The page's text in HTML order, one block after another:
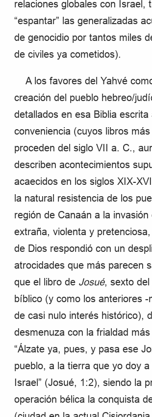
relaciones globales con Israel,
“espantar” las generalizadas
de genocidio por tantos miles
de civiles ya cometidos).
A los favores del Yahvé
creación del pueblo hebreo/
detallados en esa Biblia escrita
conveniencia (cuyos libros
proceden del siglo VII a. C.,
describen acontecimientos
acaecidos en los siglos XIX-
la natural resistencia de los
región de Canaán a la invasión
extraña, violenta y
de Dios respondió con un
atrocidades que más parecen
que el libro de Josué, sexto
bíblico (y como los anteriores -
de casi nulo interés histórico),
desmenuza con la frialdad
“Álzate ya, pues, y pasa ese
pueblo, a la tierra que yo doy
Israel” (Josué, 1:2), siendo la
operación bélica la conquista